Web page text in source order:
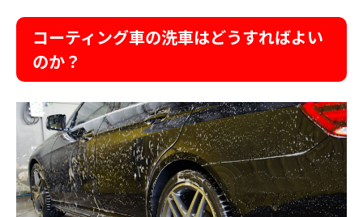
コーティング車の洗車はどうすればよい
のか？